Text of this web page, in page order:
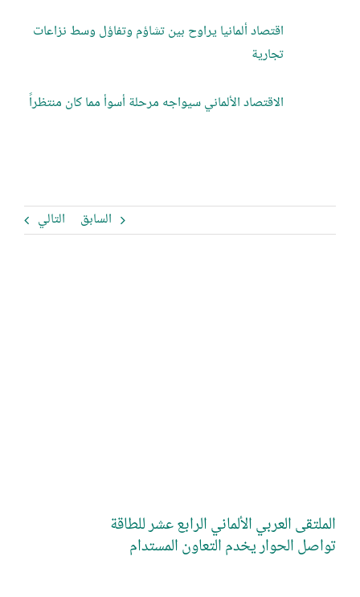
السابق التالي
الملتقى العربي الألماني الرابع عشر للطاقة
تواصل الحوار يخدم التعاون المستدام
اقتصاد ألمانيا يراوح بين تشاؤم وتفاؤل وسط نزاعات
تجارية
الاقتصاد الألماني سيواجه مرحلة أسوأ مما كان منتظراً